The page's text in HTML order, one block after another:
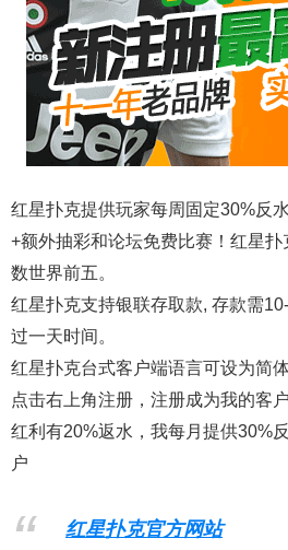
红星扑克提供玩家每周固定30%反
+额外抽彩和论坛免费比赛！红星
数世界前五。
红星扑克支持银联存取款, 存款需
过一天时间。
红星扑克台式客户端语言可设为简
点击右上角注册，注册成为我的客
红利有20%返水，我每月提供30%
户
红星扑克官方网站